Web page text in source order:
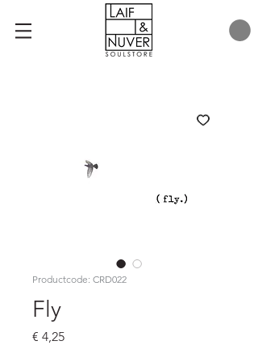
Productcode: CRD022
Fly
€ 4,25Prijs